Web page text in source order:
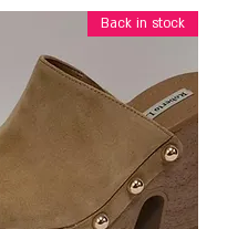
Back in stock